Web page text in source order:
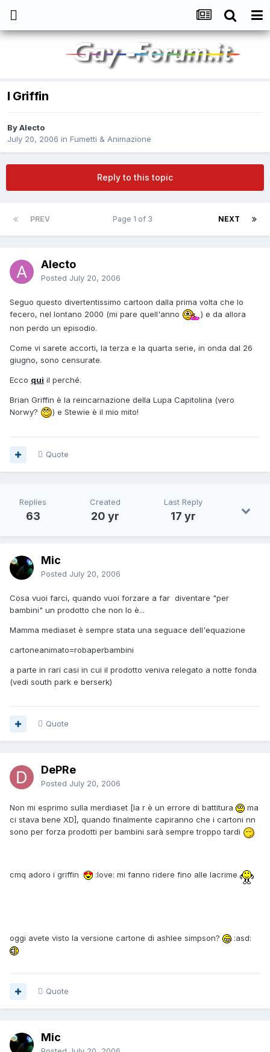
I Griffin
ByAlecto
July 20, 2006 in Fumetti & Animazione
Reply to this topic
PREV NEXT
Page 1 of 3
Alecto
Posted July 20, 2006
Seguo questo divertentissimo cartoon dalla prima volta che lo
fecero, nel lontano 2000 (mi pare quell'anno
) e da allora
non perdo un episodio.
Come vi sarete accorti, la terza e la quarta serie, in onda dal 26
giugno, sono censurate.
Ecco qui il perché.
Brian Griffin è la reincarnazione della Lupa Capitolina (vero
Norwy?
) e Stewie è il mio mito!
Quote
Replies
63
Created
20 yr
Last Reply
17 yr
Mic
Posted July 20, 2006
Cosa vuoi farci, quando vuoi forzare a far diventare "per
bambini" un prodotto che non lo è...
Mamma mediaset è sempre stata una seguace dell'equazione
cartoneanimato=robaperbambini
a parte in rari casi in cui il prodotto veniva relegato a notte fonda
(vedi south park e berserk)
Quote
DePRe
Posted July 20, 2006
Non mi esprimo sulla merdiaset [la r è un errore di battitura
ma
ci stava bene XD], quando finalmente capiranno che i cartoni nn
sono per forza prodotti per bambini sarà sempre troppo tardi
cmq adoro i griffin :love: mi fanno ridere fino alle lacrime
oggi avete visto la versione cartone di ashlee simpson? :asd:
Quote
Mic